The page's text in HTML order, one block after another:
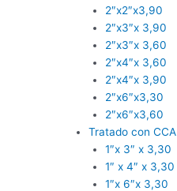
2″x2″x3,90
2″x3″x 3,90
2″x3″x 3,60
2″x4″x 3,60
2″x4″x 3,90
2″x6″x3,30
2″x6″x3,60
Tratado con CCA
1″x 3″ x 3,30
1″ x 4″ x 3,30
1″x 6″x 3,30